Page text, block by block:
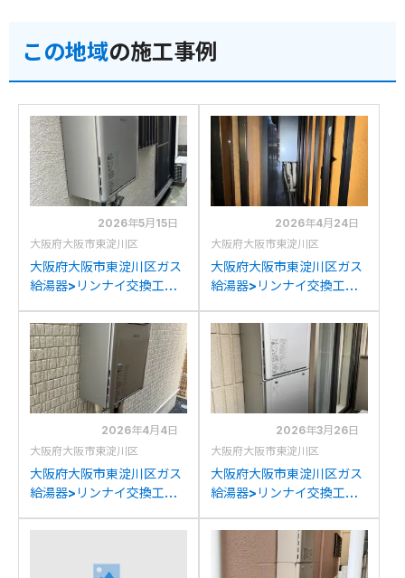
交換
この地域の施工事例
2026年5月15日
大阪府大阪市東淀川区
大阪府大阪市東淀川区ガス
給湯器>リンナイ交換工事
2000SAWからリンナイ
RUF-K206SAW(A)への交
換
2026年4月24日
大阪府大阪市東淀川区
大阪府大阪市東淀川区ガス
給湯器>リンナイ交換工事
2450SAWXからリンナイ
RUF-K2406SAW(A)への
交換
2026年4月4日
大阪府大阪市東淀川区
大阪府大阪市東淀川区ガス
給湯器>リンナイ交換工事
E245AWLからリンナイ
2026年3月26日
大阪府大阪市東淀川区
大阪府大阪市東淀川区ガス
給湯器>リンナイ交換工事
A2010SAW(A)からリンナ
イRUF-K206SAWへの交